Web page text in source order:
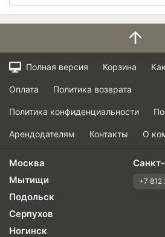
Полная версия Корзина
Оплата Политика возврата
Политика конфиденциальности
Арендодателям Контакты О
Москва
Мытищи
Подольск
Серпухов
Ногинск
+7